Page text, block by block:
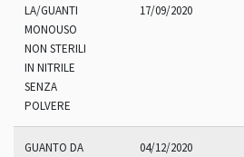
LA/GUANTI
MONOUSO
NON STERILI
IN NITRILE
SENZA
POLVERE
17/09/2020
GUANTO DA
04/12/2020